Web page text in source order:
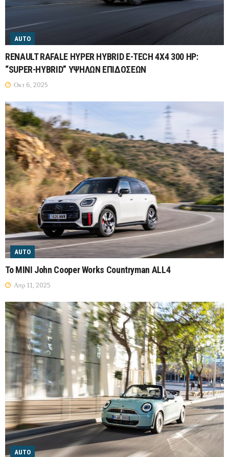
AUTO
RENAULT RAFALE HYPER HYBRID E-TECH 4X4 300 HP:
“SUPER-HYBRID” ΥΨΗΛΩΝ ΕΠΙΔΟΣΕΩΝ
Οκτ 6, 2025
AUTO
To MINI John Cooper Works Countryman ALL4
Απρ 11, 2025
AUTO